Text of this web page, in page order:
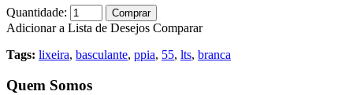
Quantidade: Comprar
Adicionar a Lista de Desejos Comparar
Tags: lixeira, basculante, ppia, 55, lts, branca
Quem Somos